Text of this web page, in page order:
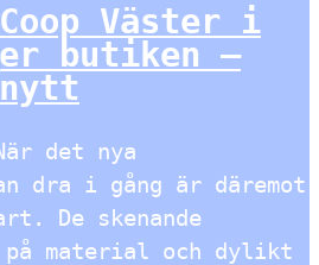
Väster i
butiken –
det nya
dra i gång är däremot
De skenande
på material och dylikt